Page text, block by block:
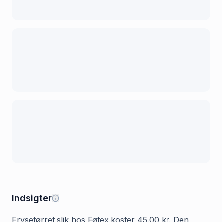
Indsigter
Frysetørret slik hos Føtex koster 45.00 kr. Den